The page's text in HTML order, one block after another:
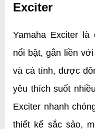
Exciter
Yamaha Exciter là
nổi bật, gắn liền
và cá tính, được
yêu thích suốt
Exciter nhanh
thiết kế sắc sảo,